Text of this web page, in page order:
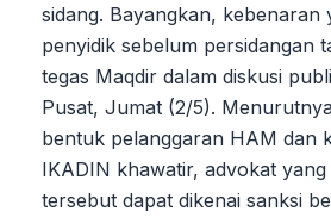
sidang. Bayangkan, kebenaran
penyidik sebelum persidangan
tegas Maqdir dalam diskusi
Pusat, Jumat (2/5).
bentuk pelanggaran HAM dan
IKADIN khawatir, advokat
tersebut dapat dikenai sanksi